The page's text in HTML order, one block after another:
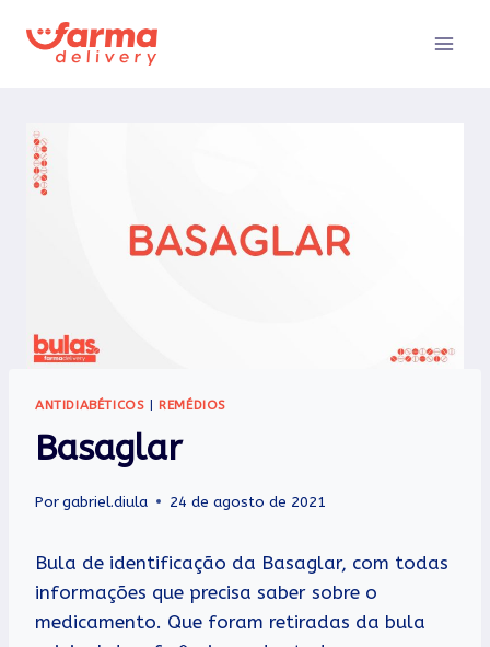
para
ANTIDIABÉTICOS REMÉDIOS
Basaglar
Porgabriel.diula 24 de agosto de 2021
Bula de identificação da Basaglar, com todas
informações que precisa saber sobre o
medicamento. Que foram retiradas da bula